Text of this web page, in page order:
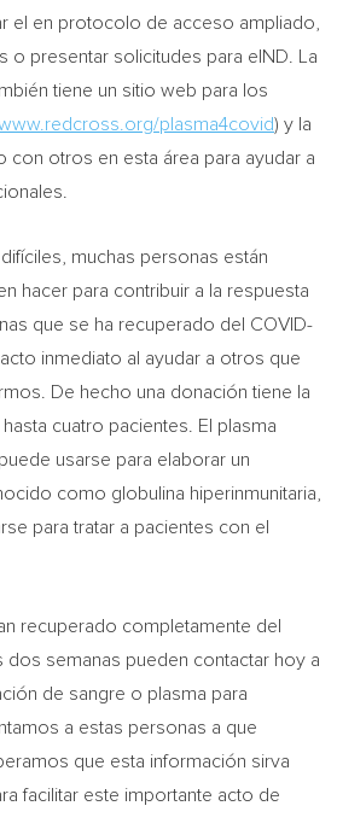
el en protocolo de acceso ampliado,
o presentar solicitudes para eIND. La
tiene un sitio web para los
plasma4covid) y la
con otros en esta área para ayudar a
muchas personas están
hacer para contribuir a la respuesta
que se ha recuperado del COVID-
inmediato al ayudar a otros que
De hecho una donación tiene la
cuatro pacientes. El plasma
usarse para elaborar un
como globulina hiperinmunitaria,
para tratar a pacientes con el
recuperado completamente del
dos semanas pueden contactar hoy a
de sangre o plasma para
a estas personas a que
que esta información sirva
facilitar este importante acto de